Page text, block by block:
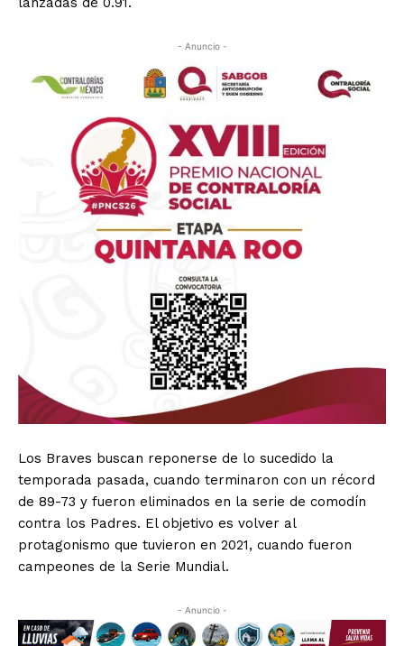
- Anuncio -
Los Braves buscan reponerse de lo sucedido la
temporada pasada, cuando terminaron con un récord
de 89-73 y fueron eliminados en la serie de comodín
contra los Padres. El objetivo es volver al
protagonismo que tuvieron en 2021, cuando fueron
campeones de la Serie Mundial.
- Anuncio -